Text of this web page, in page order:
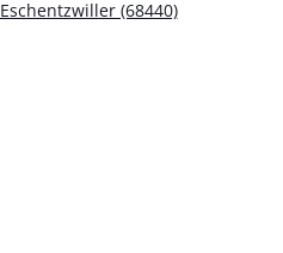
Eschentzwiller (68440)